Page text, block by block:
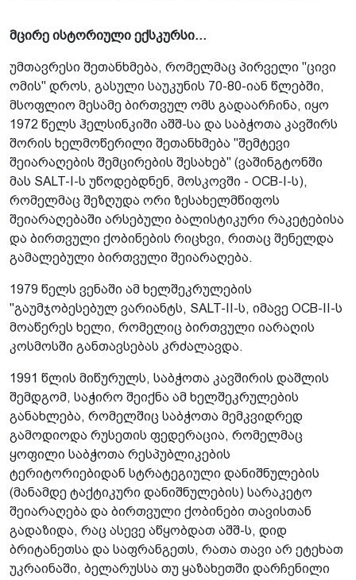
მცირე ისტორიული ექსკურსი...
უმთავრესი შეთანხმება, რომელმაც პირველი "ცივი
ომის" დროს, გასული საუკუნის 70-80-იან წლებში,
მსოფლიო მესამე ბირთვულ ომს გადაარჩინა, იყო
1972 წელს ჰელსინკიში აშშ-სა და საბჭოთა კავშირს
შორის ხელმოწერილი შეთანხმება "შემტევი
შეიარაღების შემცირების შესახებ" (ვაშინგტონში
მას SALT-I-ს უწოდებდნენ, მოსკოვში - ОСВ-I-ს),
რომელმაც შეზღუდა ორი ზესახელმწიფოს
შეიარაღებაში არსებული ბალისტიკური რაკეტებისა
და ბირთვული ქობინების რიცხვი, რითაც შენელდა
გამალებული ბირთვული შეიარაღება.
1979 წელს ვენაში ამ ხელშეკრულების
"გაუმჯობესებულ ვარიანტს, SALT-II-ს, იმავე ОСВ-II-ს
მოაწერეს ხელი, რომელიც ბირთვული იარაღის
კოსმოსში განთავსებას კრძალავდა.
1991 წლის მიწურულს, საბჭოთა კავშირის დაშლის
შემდგომ, საჭირო შეიქნა ამ ხელშეკრულების
განახლება, რომელშიც საბჭოთა მემკვიდრედ
გამოდიოდა რუსეთის ფედერაცია, რომელმაც
ყოფილი საბჭოთა რესპუბლიკების
ტერიტორიებიდან სტრატეგიული დანიშნულების
(მანამდე ტაქტიკური დანიშნულების) სარაკეტო
შეიარაღება და ბირთვული ქობინები თავისთან
გადაზიდა, რაც ასევე აწყობდათ აშშ-ს, დიდ
ბრიტანეთსა და საფრანგეთს, რათა თავი არ ეტეხათ
უკრაინაში, ბელარუსსა თუ ყაზახეთში დარჩენილი